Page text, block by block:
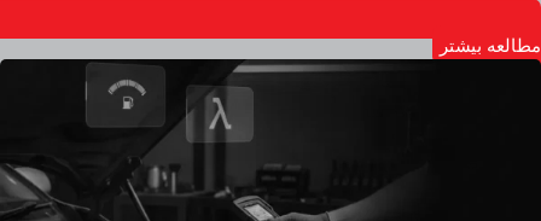
مطالعه بیشتر